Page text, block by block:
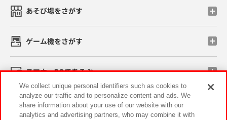
あそび場をさがす
ゲーム機をさがす
スマホ・PCであそぶ
イベント・キャンペーン
We collect unique personal identifiers such as cookies to
analyze our traffic and to personalize content and ads. We
share information about your use of our website with our
analytics and advertising partners, who may combine it with